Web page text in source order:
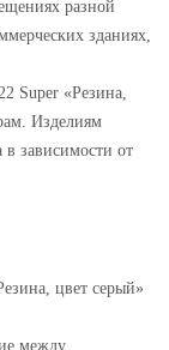
разной
зданиях,
Super «Резина,
Изделиям
в зависимости от
цвет серый»
между